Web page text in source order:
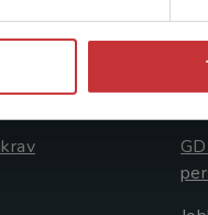
21 00
svar